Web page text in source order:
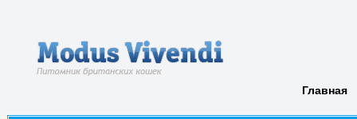
Главная